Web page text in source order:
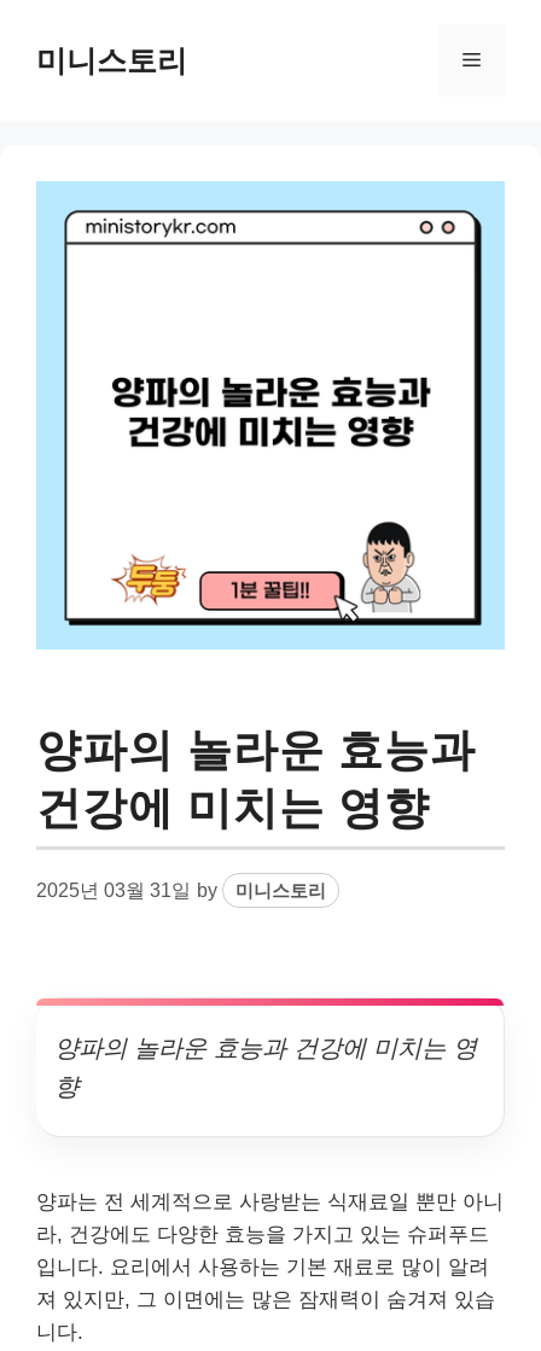
content미니스토리 Menu
양파의 놀라운 효능과
건강에 미치는 영향
2025년 03월 31일 by 미니스토리
양파의 놀라운 효능과 건강에 미치는 영
향
양파는 전 세계적으로 사랑받는 식재료일 뿐만 아니
라, 건강에도 다양한 효능을 가지고 있는 슈퍼푸드
입니다. 요리에서 사용하는 기본 재료로 많이 알려
져 있지만, 그 이면에는 많은 잠재력이 숨겨져 있습
니다.